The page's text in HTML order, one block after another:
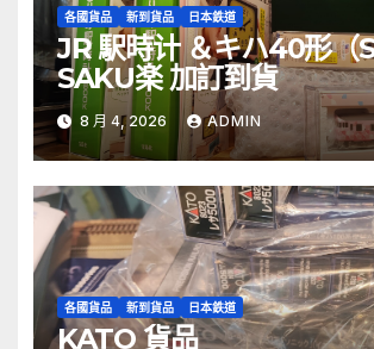
各國貨品 新到貨品 日本鉄道
JR 駅時计 ＆キハ40形（
SAKU楽 加訂到貨
8 月 4, 2026 ADMIN
各國貨品 新到貨品 日本鉄道
KATO 貨品